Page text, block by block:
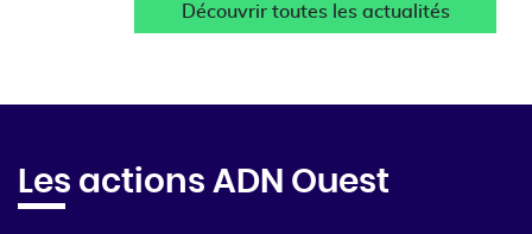
Découvrir toutes les actualités
Les actions ADN Ouest